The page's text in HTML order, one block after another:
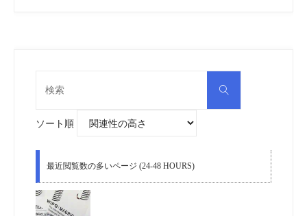
検
ソート順
最近閲覧数の多いページ (24-48 HOURS)